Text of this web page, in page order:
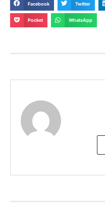
Facebook Twitter
Pocket WhatsApp